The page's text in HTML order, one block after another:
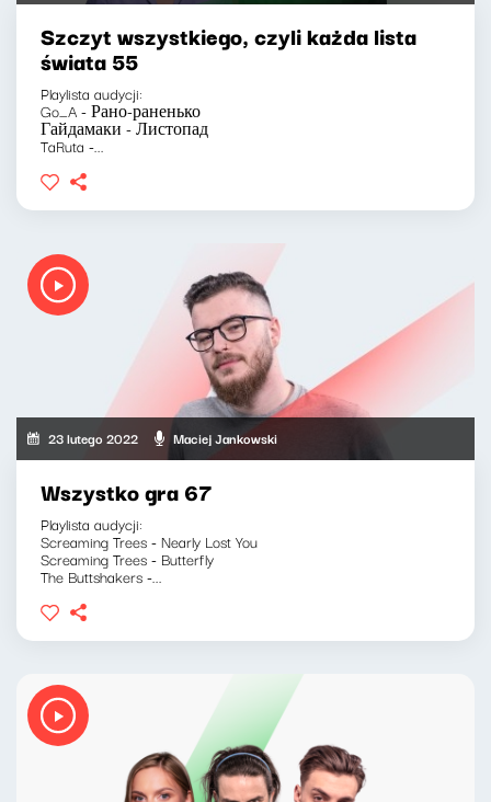
Szczyt wszystkiego, czyli każda lista
świata 55
Playlista audycji:
Go_A - Рано-раненько
Гайдамаки - Листопад
TaRuta -...
23 lutego 2022 Maciej Jankowski
Wszystko gra 67
Playlista audycji:
Screaming Trees - Nearly Lost You
Screaming Trees - Butterfly
The Buttshakers -...